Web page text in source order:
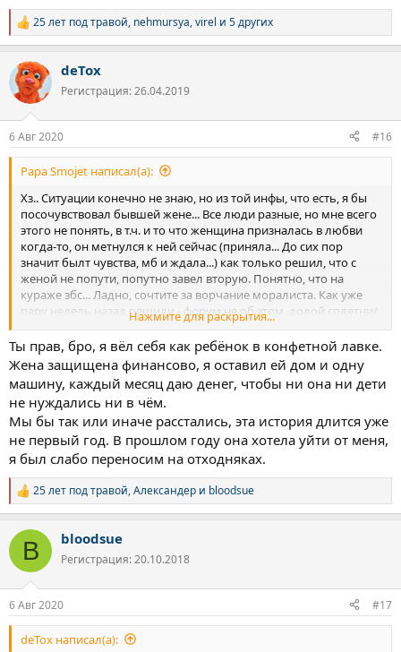
Р
е
к
ц
и
25 лет под травой, nehmursya,virel и 5 других
deTox
Регистрация: 26.04.2019
6 Авг 2020 #16
Papa Smojet написал(а):
Хз.. Ситуации конечно не знаю, но из той инфы, что есть, я бы
посочувствовал бывшей жене... Все люди разные, но мне всего
этого не понять, в т.ч. и то что женщина призналась в любви
когда-то, он метнулся к ней сейчас (приняла... До сих пор
значит былт чувства, мб и ждала...) как только решил, что с
женой не попути, попутно завел вторую. Понятно, что на
кураже збс... Ладно, сочтите за ворчание моралиста. Как уже
пару недель назад решили - форум не об этом, долой сплетни/
Нажмите для раскрытия...
Ты прав, бро, я вёл себя как ребёнок в конфетной лавке.
Жена защищена финансово, я оставил ей дом и одну
машину, каждый месяц даю денег, чтобы ни она ни дети
не нуждались ни в чём.
Мы бы так или иначе расстались, эта история длится уже
не первый год. В прошлом году она хотела уйти от меня,
я был слабо переносим на отходняках.
Р
е
к
и
25 лет под травой,Александер и bloodsue
B bloodsue
Регистрация: 20.10.2018
6 Авг 2020 #17
deTox написал(а):